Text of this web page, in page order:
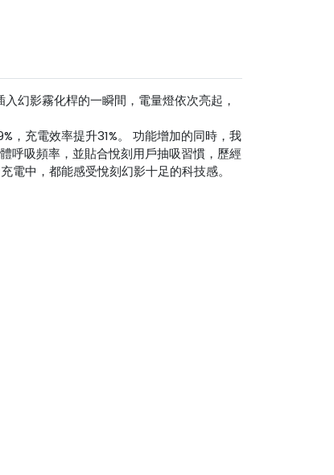
幻影霧化桿的一瞬間，電量燈依次亮起，
，充電效率提升31%。 功能增加的同時，我
呼吸頻率，並貼合悅刻用戶抽吸習慣，歷經
中，都能感受悅刻幻影十足的科技感。